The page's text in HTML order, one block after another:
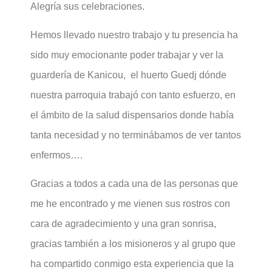
Alegría sus celebraciones.
Hemos llevado nuestro trabajo y tu presencia ha
sido muy emocionante poder trabajar y ver la
guardería de Kanicou, el huerto Guedj dónde
nuestra parroquia trabajó con tanto esfuerzo, en
el ámbito de la salud dispensarios donde había
tanta necesidad y no terminábamos de ver tantos
enfermos….
Gracias a todos a cada una de las personas que
me he encontrado y me vienen sus rostros con
cara de agradecimiento y una gran sonrisa,
gracias también a los misioneros y al grupo que
ha compartido conmigo esta experiencia que la